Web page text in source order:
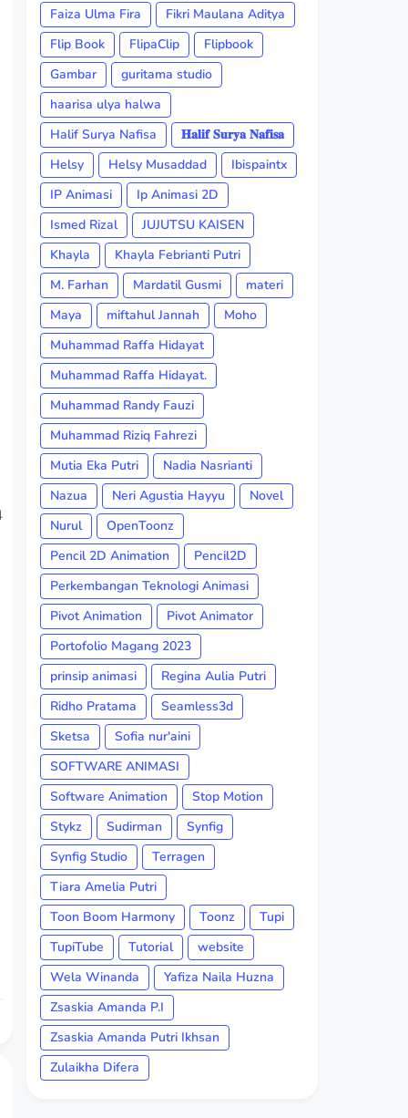
Faiza Ulma Fira
Fikri Maulana Aditya
Flip Book
FlipaClip
Flipbook
Gambar
guritama studio
haarisa ulya halwa
Halif Surya Nafisa
𝐇𝐚𝐥𝐢𝐟 𝐒𝐮𝐫𝐲𝐚 𝐍𝐚𝐟𝐢𝐬𝐚
Helsy
Helsy Musaddad
Ibispaintx
IP Animasi
Ip Animasi 2D
Ismed Rizal
JUJUTSU KAISEN
Khayla
Khayla Febrianti Putri
M. Farhan
Mardatil Gusmi
materi
Maya
miftahul Jannah
Moho
Muhammad Raffa Hidayat
Muhammad Raffa Hidayat.
Muhammad Randy Fauzi
Muhammad Riziq Fahrezi
Mutia Eka Putri
Nadia Nasrianti
Nazua
Neri Agustia Hayyu
Novel
Nurul
OpenToonz
Pencil 2D Animation
Pencil2D
Perkembangan Teknologi Animasi
Pivot Animation
Pivot Animator
Portofolio Magang 2023
prinsip animasi
Regina Aulia Putri
Ridho Pratama
Seamless3d
Sketsa
Sofia nur'aini
SOFTWARE ANIMASI
Software Animation
Stop Motion
Stykz
Sudirman
Synfig
Synfig Studio
Terragen
Tiara Amelia Putri
Toon Boom Harmony
Toonz
Tupi
TupiTube
Tutorial
website
Wela Winanda
Yafiza Naila Huzna
Zsaskia Amanda P.I
Zsaskia Amanda Putri Ikhsan
Zulaikha Difera